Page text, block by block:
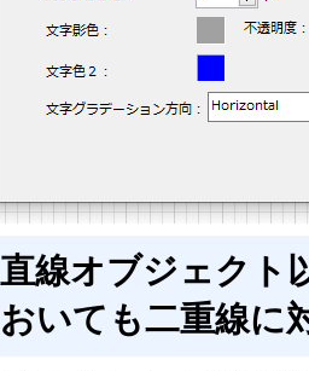
直線オブジェクト
おいても二重線に